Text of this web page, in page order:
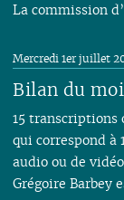
La commission
Bilan du
Mercredi 1er juillet
15 transcriptions
qui correspond à
audio ou de
Grégoire Barbey